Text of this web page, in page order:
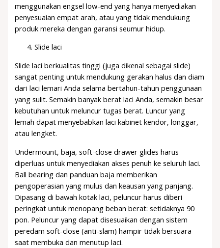
menggunakan engsel low-end yang hanya menyediakan
penyesuaian empat arah, atau yang tidak mendukung
produk mereka dengan garansi seumur hidup.
Slide laci
Slide laci berkualitas tinggi (juga dikenal sebagai slide)
sangat penting untuk mendukung gerakan halus dan diam
dari laci lemari Anda selama bertahun-tahun penggunaan
yang sulit. Semakin banyak berat laci Anda, semakin besar
kebutuhan untuk meluncur tugas berat. Luncur yang
lemah dapat menyebabkan laci kabinet kendor, longgar,
atau lengket.
Undermount, baja, soft-close drawer glides harus
diperluas untuk menyediakan akses penuh ke seluruh laci.
Ball bearing dan panduan baja memberikan
pengoperasian yang mulus dan keausan yang panjang.
Dipasang di bawah kotak laci, peluncur harus diberi
peringkat untuk menopang beban berat: setidaknya 90
pon. Peluncur yang dapat disesuaikan dengan sistem
peredam soft-close (anti-slam) hampir tidak bersuara
saat membuka dan menutup laci.